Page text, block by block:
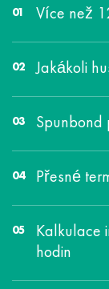
Více než
Jakákoli
Spunbond
Přesné
Kalkulace
hodin